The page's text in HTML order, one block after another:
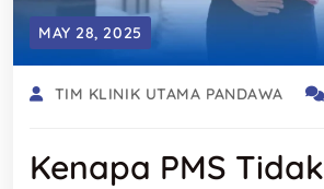
MAY 28, 2025
TIM KLINIK UTAMA PANDAWA
Kenapa PMS Tidak